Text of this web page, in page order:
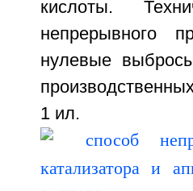
кислоты.
непрерывного
нулевые
1 ил.